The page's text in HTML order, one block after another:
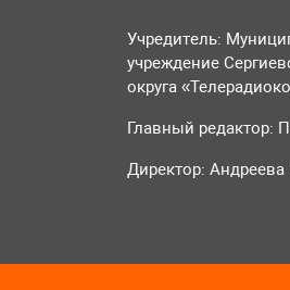
Учредитель:
учреждение
округа
Главный редактор:
Директор: